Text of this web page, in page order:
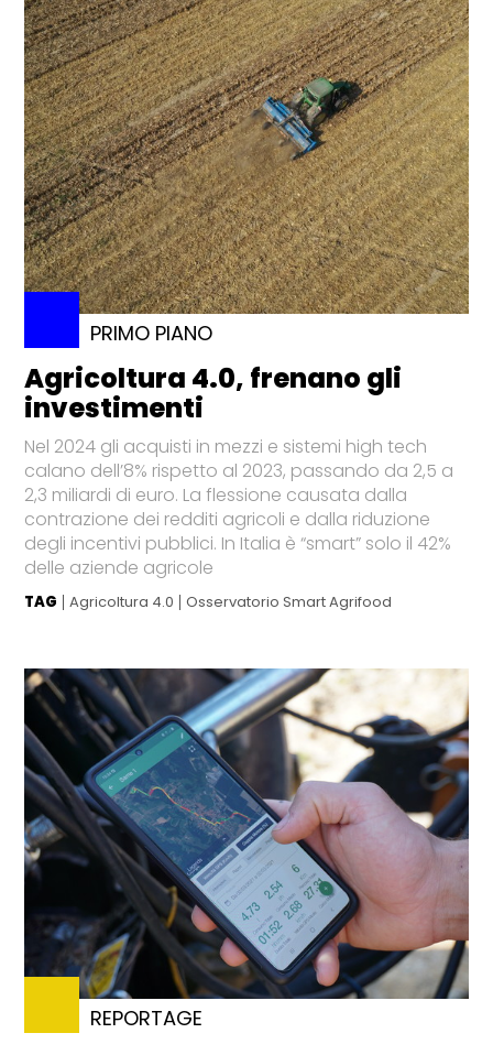
PRIMO PIANO
Agricoltura 4.0, frenano gli
investimenti
Nel 2024 gli acquisti in mezzi e sistemi high tech
calano dell’8% rispetto al 2023, passando da 2,5 a
2,3 miliardi di euro. La flessione causata dalla
contrazione dei redditi agricoli e dalla riduzione
degli incentivi pubblici. In Italia è “smart” solo il 42%
delle aziende agricole
TAG Agricoltura 4.0 Osservatorio Smart Agrifood
REPORTAGE